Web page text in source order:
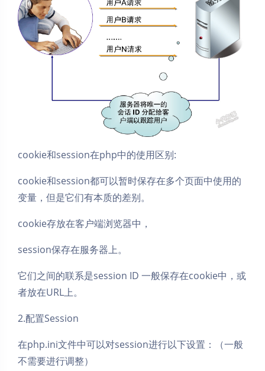
cookie和session在php中的使用区别:
cookie和session都可以暂时保存在多个页面中使用的
变量，但是它们有本质的差别。
cookie存放在客户端浏览器中，
session保存在服务器上。
它们之间的联系是session ID 一般保存在cookie中，或
者放在URL上。
2.配置Session
在php.ini文件中可以对session进行以下设置：（一般
不需要进行调整）